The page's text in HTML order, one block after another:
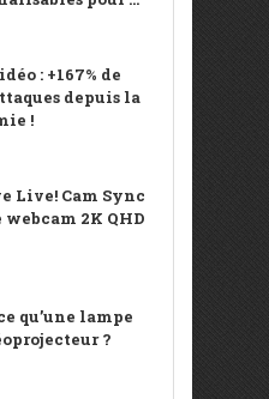
: +167% de
depuis la
!
Live! Cam Sync
webcam 2K QHD
qu’une lampe
?